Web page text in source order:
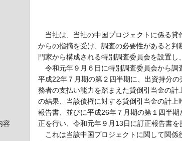
容
当社は、当社の中国プロジェクトに係る貸
からの指摘を受け、調査の必要性があると
門家から構成される特別調査委員会を設置し
令和元年９月６日に特別調査委員会から調
平成22年７月期の第２四半期に、出資持分
務者の支払い能力を踏まえた貸倒引当金の
の結果、当該債権に対する貸倒引当金の計
報告書、並びに平成26年７月期の第１四半
正を行い、令和元年９月13日に訂正報告書を
これは当該中国プロジェクトに関して関係